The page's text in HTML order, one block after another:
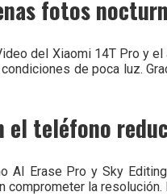
fotos
del Xiaomi 14T Pro y
de poca luz.
teléfono
AI Erase Pro y Sky
la resolución.